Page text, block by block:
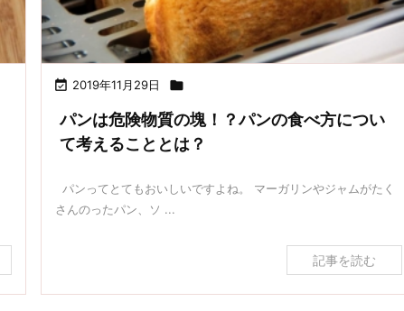
 2019年11月29日 
パンは危険物質の塊！？パンの食べ方につい
て考えることとは？
パンってとてもおいしいですよね。 マーガリンやジャムがたく
さんのったパン、ソ ...
記事を読む